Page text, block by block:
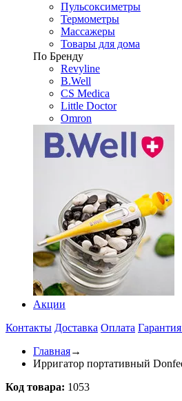
Пульсоксиметры
Термометры
Массажеры
Товары для дома
По Бренду
Revyline
B.Well
CS Medica
Little Doctor
Omron
Акции
Контакты Доставка Оплата
Главная→
Ирригатор портативный
Код товара: 1053